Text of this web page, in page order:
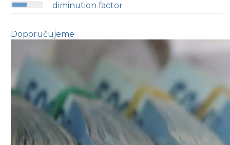
diminution factor
Doporučujeme